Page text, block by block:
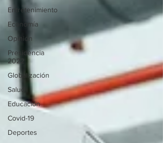
Entretenimiento
Economía
Opinión
Presidencia
2022
Globalización
Salud
Educación
Covid-19
Deportes